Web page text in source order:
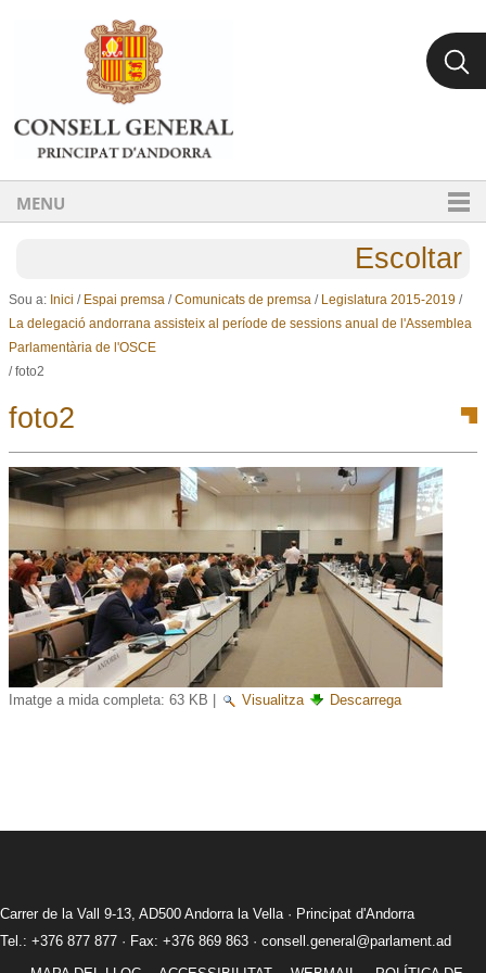
Ves al contingut.
Salta a la navegació
MENU
Escoltar
Sou a: Inici / Espai premsa /Comunicats de premsa / Legislatura 2015-2019 /
La delegació andorrana assisteix al període de sessions anual de l'Assemblea
Parlamentària de l'OSCE
/foto2
foto2
Imatge a mida completa: 63 KB Visualitza Descarrega
Carrer de la Vall 9-13, AD500 Andorra la Vella · Principat d'Andorra
Tel.: +376 877 877 · Fax: +376 869 863 · consell.general@parlament.ad